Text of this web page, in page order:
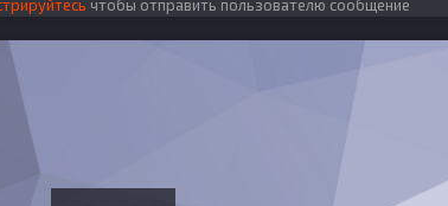
чтобы отправить пользователю сообщение